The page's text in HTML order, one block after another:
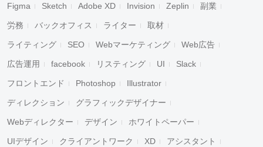
Figma Sketch Adobe XD Invision Zeplin 副業
労務 バックオフィス ライター 取材
ライティング SEO Webマーケティング Web広告
広告運用 facebook リスティング UI Slack
フロントエンド Photoshop Illustrator
ディレクション グラフィックデザイナー
Webディレクター デザイン ホワイトペーパー
UIデザイン クライアントワーク XD アシスタント